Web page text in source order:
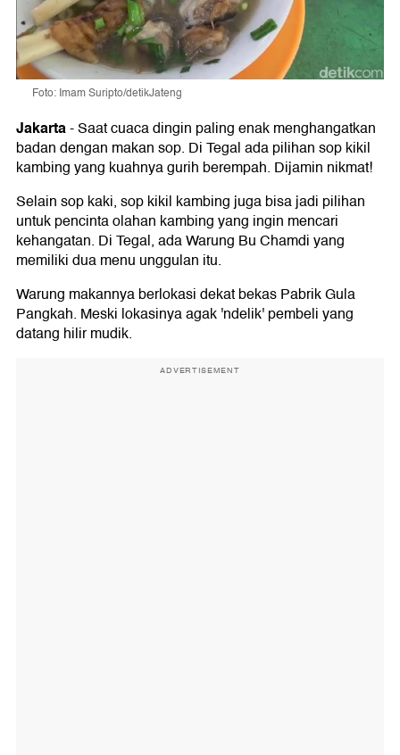
Foto: Imam Suripto/detikJateng
Jakarta-Saat cuaca dingin paling enak menghangatkan
badan dengan makan sop. Di Tegal ada pilihan sop kikil
kambing yang kuahnya gurih berempah. Dijamin nikmat!
Selain sop kaki, sop kikil kambing juga bisa jadi pilihan
untuk pencinta olahan kambing yang ingin mencari
kehangatan. Di Tegal, ada Warung Bu Chamdi yang
memiliki dua menu unggulan itu.
Warung makannya berlokasi dekat bekas Pabrik Gula
Pangkah. Meski lokasinya agak 'ndelik' pembeli yang
datang hilir mudik.
ADVERTISEMENT